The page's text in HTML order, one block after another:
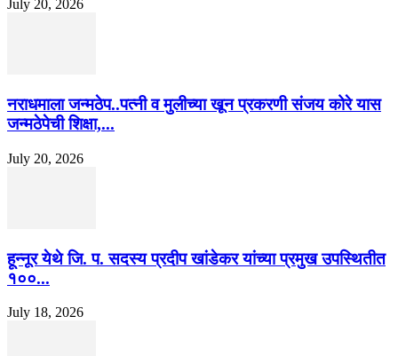
July 20, 2026
नराधमाला जन्मठेप..पत्नी व मुलीच्या खून प्रकरणी संजय कोरे यास
जन्मठेपेची शिक्षा,...
July 20, 2026
हून्नूर येथे जि. प. सदस्य प्रदीप खांडेकर यांच्या प्रमुख उपस्थितीत
१००...
July 18, 2026